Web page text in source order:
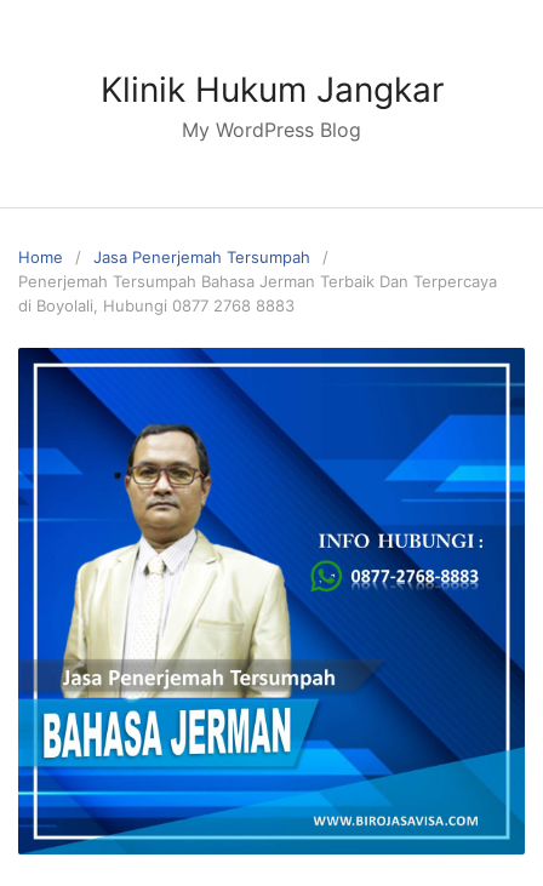
Klinik Hukum Jangkar
My WordPress Blog
Home
Jasa Penerjemah Tersumpah
Penerjemah Tersumpah Bahasa Jerman Terbaik Dan Terpercaya
di Boyolali, Hubungi 0877 2768 8883